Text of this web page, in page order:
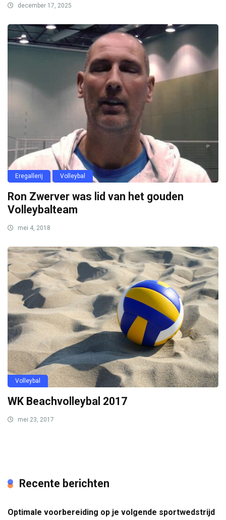
december 17, 2025
Eregallerij Volleybal
Ron Zwerver was lid van het gouden
Volleybalteam
mei 4, 2018
Volleybal
WK Beachvolleybal 2017
mei 23, 2017
Recente berichten
Optimale voorbereiding op je volgende sportwedstrijd